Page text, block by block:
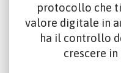
protocollo che
valore digitale in
ha il controllo
crescere